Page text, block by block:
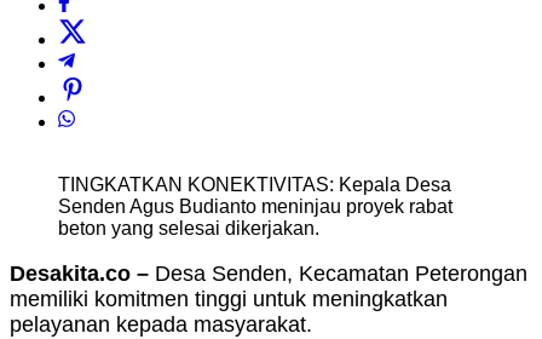
TINGKATKAN KONEKTIVITAS: Kepala Desa
Senden Agus Budianto meninjau proyek rabat
beton yang selesai dikerjakan.
Desakita.co – Desa Senden, Kecamatan Peterongan
memiliki komitmen tinggi untuk meningkatkan
pelayanan kepada masyarakat.